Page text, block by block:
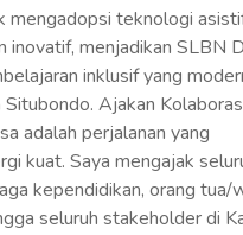
keras, inovasi tanpa henti,
SLBN Demung
luar biasa yang
yang mandiri dan
kunjungan Anda. Mari
baru! Wassalamualaikum
Hormat saya,
Demung Situbondo